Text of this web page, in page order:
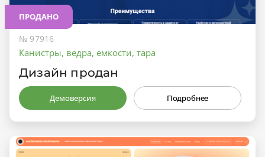
ПРОДАНО
№ 97916
Канистры, ведра, емкости, тара
Дизайн продан
Демоверсия Подробнее